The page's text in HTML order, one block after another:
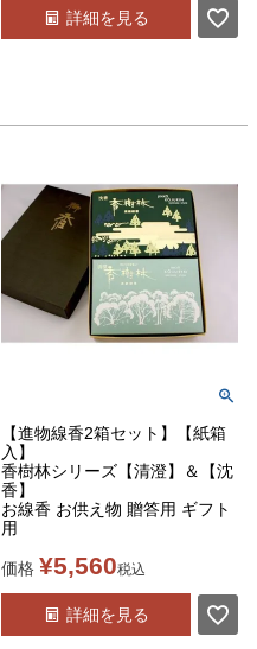
詳細を見る
【進物線香2箱セット】【紙箱
入】
香樹林シリーズ【清澄】＆【沈
香】
お線香 お供え物 贈答用 ギフト
用
価格 ¥5,560税込
詳細を見る